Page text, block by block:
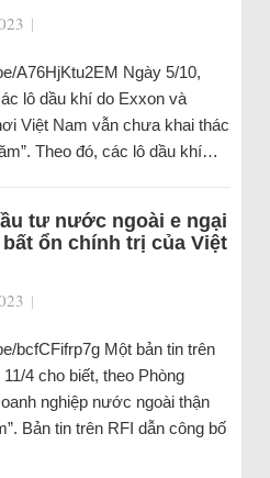
|
A76HjKtu2EM Ngày 5/10,
lô dầu khí do Exxon và
Việt Nam vẫn chưa khai thác
Theo đó, các lô dầu khí…
tư nước ngoài e ngại
ổn chính trị của Việt
|
bcfCFifrp7g Một bản tin trên
4 cho biết, theo Phòng
nghiệp nước ngoài thận
Bản tin trên RFI dẫn công bố